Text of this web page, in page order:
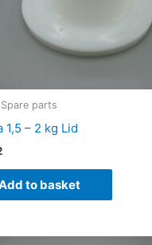
parts
1,5 – 2 kg Lid
to basket